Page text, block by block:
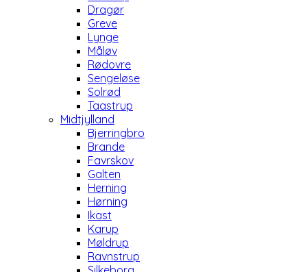
Dragør
Greve
Lynge
Måløv
Rødovre
Sengeløse
Solrød
Taastrup
Midtjylland
Bjerringbro
Brande
Favrskov
Galten
Herning
Hørning
Ikast
Karup
Møldrup
Ravnstrup